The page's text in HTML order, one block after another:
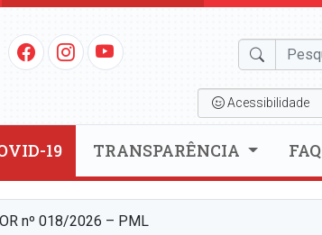
Acessibilidade
19 TRANSPARÊNCIA FAQ
nº 018/2026 – PML